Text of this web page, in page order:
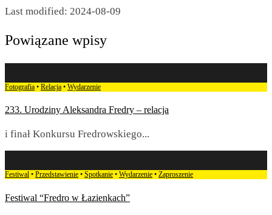
Last modified: 2024-08-09
Powiązane wpisy
Fotografia • Relacja • Wydarzenie
233. Urodziny Aleksandra Fredry – relacja
i finał Konkursu Fredrowskiego...
Festiwal • Przedstawienie • Spotkanie • Wydarzenie • Zaproszenie
Festiwal “Fredro w Łazienkach”